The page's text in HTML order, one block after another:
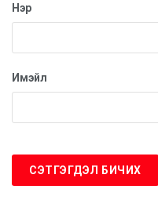
Цаашид цэргийн
Нэр
Имэйл